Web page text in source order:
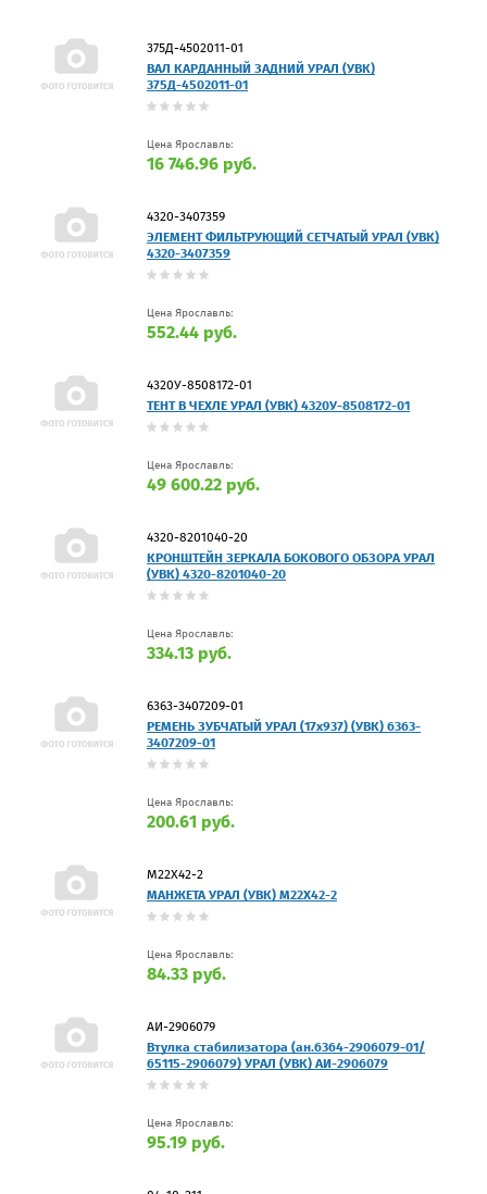
375Д-4502011-01
ВАЛ КАРДАННЫЙ ЗАДНИЙ УРАЛ (УВК)
375Д-4502011-01
Цена Ярославль:
16 746.96 руб.
4320-3407359
ЭЛЕМЕНТ ФИЛЬТРУЮЩИЙ СЕТЧАТЫЙ УРАЛ (УВК)
4320-3407359
Цена Ярославль:
552.44 руб.
4320У-8508172-01
ТЕНТ В ЧЕХЛЕ УРАЛ (УВК) 4320У-8508172-01
Цена Ярославль:
49 600.22 руб.
4320-8201040-20
КРОНШТЕЙН ЗЕРКАЛА БОКОВОГО ОБЗОРА УРАЛ
(УВК) 4320-8201040-20
Цена Ярославль:
334.13 руб.
6363-3407209-01
РЕМЕНЬ ЗУБЧАТЫЙ УРАЛ (17х937) (УВК) 6363-
3407209-01
Цена Ярославль:
200.61 руб.
М22Х42-2
МАНЖЕТА УРАЛ (УВК) М22Х42-2
Цена Ярославль:
84.33 руб.
АИ-2906079
Втулка стабилизатора (ан.6364-2906079-01/
65115-2906079) УРАЛ (УВК) АИ-2906079
Цена Ярославль:
95.19 руб.